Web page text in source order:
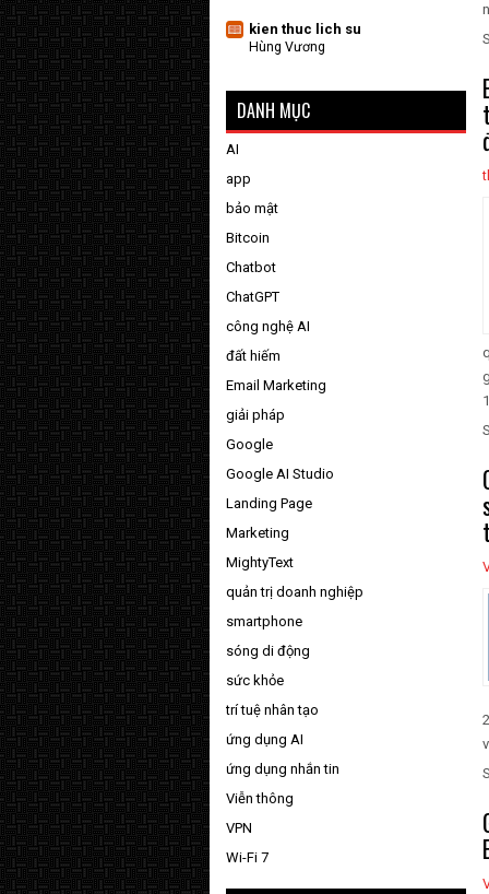
kien thuc lich su
Hùng Vương
DANH MỤC
AI
app
bảo mật
Bitcoin
Chatbot
ChatGPT
công nghệ AI
đất hiếm
Email Marketing
giải pháp
Google
Google AI Studio
Landing Page
Marketing
MightyText
quản trị doanh nghiệp
smartphone
sóng di động
sức khỏe
trí tuệ nhân tạo
ứng dụng AI
ứng dụng nhắn tin
Viễn thông
VPN
Wi-Fi 7